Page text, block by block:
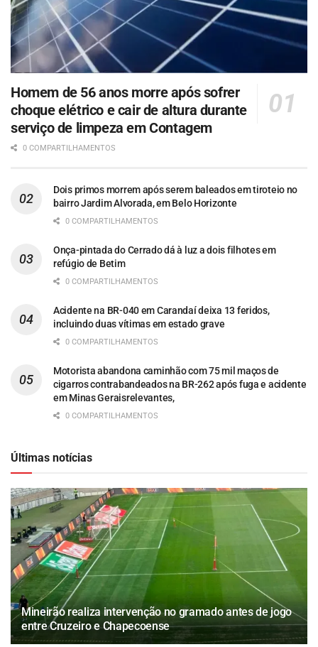
Homem de 56 anos morre após sofrer
choque elétrico e cair de altura durante
serviço de limpeza em Contagem
0 COMPARTILHAMENTOS
Dois primos morrem após serem baleados em tiroteio no
bairro Jardim Alvorada, em Belo Horizonte
0 COMPARTILHAMENTOS
Onça-pintada do Cerrado dá à luz a dois filhotes em
refúgio de Betim
0 COMPARTILHAMENTOS
Acidente na BR-040 em Carandaí deixa 13 feridos,
incluindo duas vítimas em estado grave
0 COMPARTILHAMENTOS
Motorista abandona caminhão com 75 mil maços de
cigarros contrabandeados na BR-262 após fuga e acidente
em Minas Geraisrelevantes,
0 COMPARTILHAMENTOS
Últimas notícias
Mineirão realiza intervenção no gramado antes de jogo
entre Cruzeiro e Chapecoense